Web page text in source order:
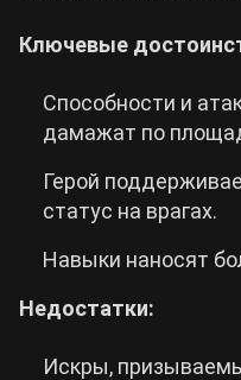
Ключевые
Способности и
дамажат по
Герой
статус на врагах.
Навыки наносят
Недостатки:
Искры,